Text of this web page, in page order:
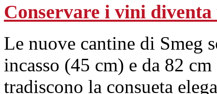
Conservare i vini
Le nuove cantine di Smeg
incasso (45 cm) e da 82
tradiscono la consueta